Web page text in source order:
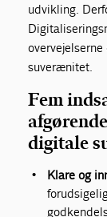
udvikling.
suverænitet.
Fem
digitale
Klare og